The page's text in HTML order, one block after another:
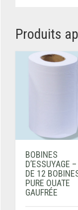
Produits
BOBINES
D’ESSUYAGE
DE 12
PURE OUATE
GAUFRÉE